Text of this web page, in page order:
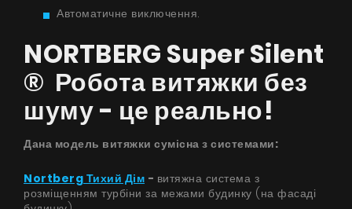
Автоматичне виключення.
NORTBERG Super Silent
® Робота витяжки без
шуму - це реально!
Дана модель витяжки сумісна з системами:
Nortberg Тихий Дім - витяжна система з
розміщенням турбіни за межами будинку (на фасаді